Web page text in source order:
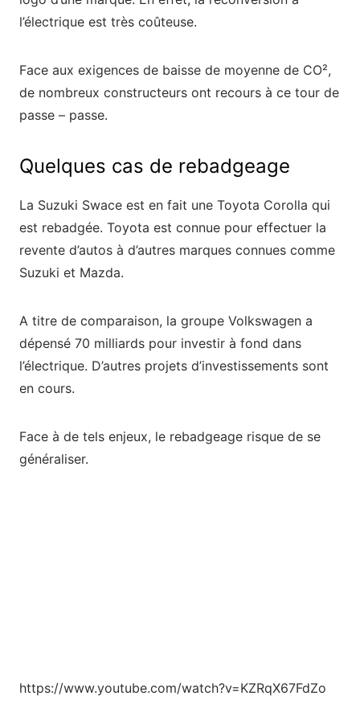
l’électrique est très coûteuse.
Face aux exigences de baisse de moyenne de CO²,
de nombreux constructeurs ont recours à ce tour de
passe – passe.
Quelques cas de rebadgeage
La Suzuki Swace est en fait une Toyota Corolla qui
est rebadgée. Toyota est connue pour effectuer la
revente d’autos à d’autres marques connues comme
Suzuki et Mazda.
A titre de comparaison, la groupe Volkswagen a
dépensé 70 milliards pour investir à fond dans
l’électrique. D’autres projets d’investissements sont
en cours.
Face à de tels enjeux, le rebadgeage risque de se
généraliser.
https://www.youtube.com/watch?v=KZRqX67FdZo